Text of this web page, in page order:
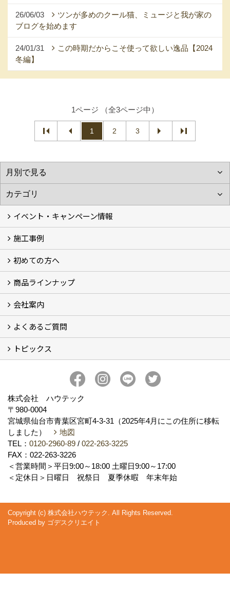
26/06/03
ツンが多めのクール猫、ミュージと我が家の
ブログを始めます
24/01/31
この時期だからこそ使って欲しい逸品【2024
冬編】
1ページ （全3ページ中）
1 2 3
イベント・キャンペーン情報
イベント予告
イベント報告
キャンペーン
こどもみらい住宅支援事業
施工事例
フォトギャラリー
現場レポート
完工事例
お客様の声
初めての方へ
コンセプト
ハウテックが選ばれる訳
リフォームの流れ
ショールームについてのご案内
商品ラインナップ
キッチン (5)
バスルーム (4)
ランドリールーム（洗面所）
レストルーム（トイレ） (2)
FRS工法 (2)
会社案内
会社概要
アクセス
スタッフ紹介
スタッフブログ
プライバシーポリシー
よくあるご質問
お住いのリフォーム（水廻り） (10)
お住いのリフォーム（水廻り以外） (2)
その他 (6)
トピックス
ハウテックのかわら版【ハウテックNEWS】
私の推し！心底好きな住設機器
おうち時間のお悩みをリフォームで解決！
株式会社 ハウテック
〒980-0004
宮城県仙台市青葉区宮町4-3-31（2025年4月にこの住所に移転
しました）
地図
TEL： 0120-2960-89 / 022-263-3225
FAX：022-263-3226
＜営業時間＞平日9:00～18:00 土曜日9:00～17:00
＜定休日＞日曜日 祝祭日 夏季休暇 年末年始
Copyright (c) 株式会社ハウテック. All Rights Reserved.
Produced by ゴデスクリエイト